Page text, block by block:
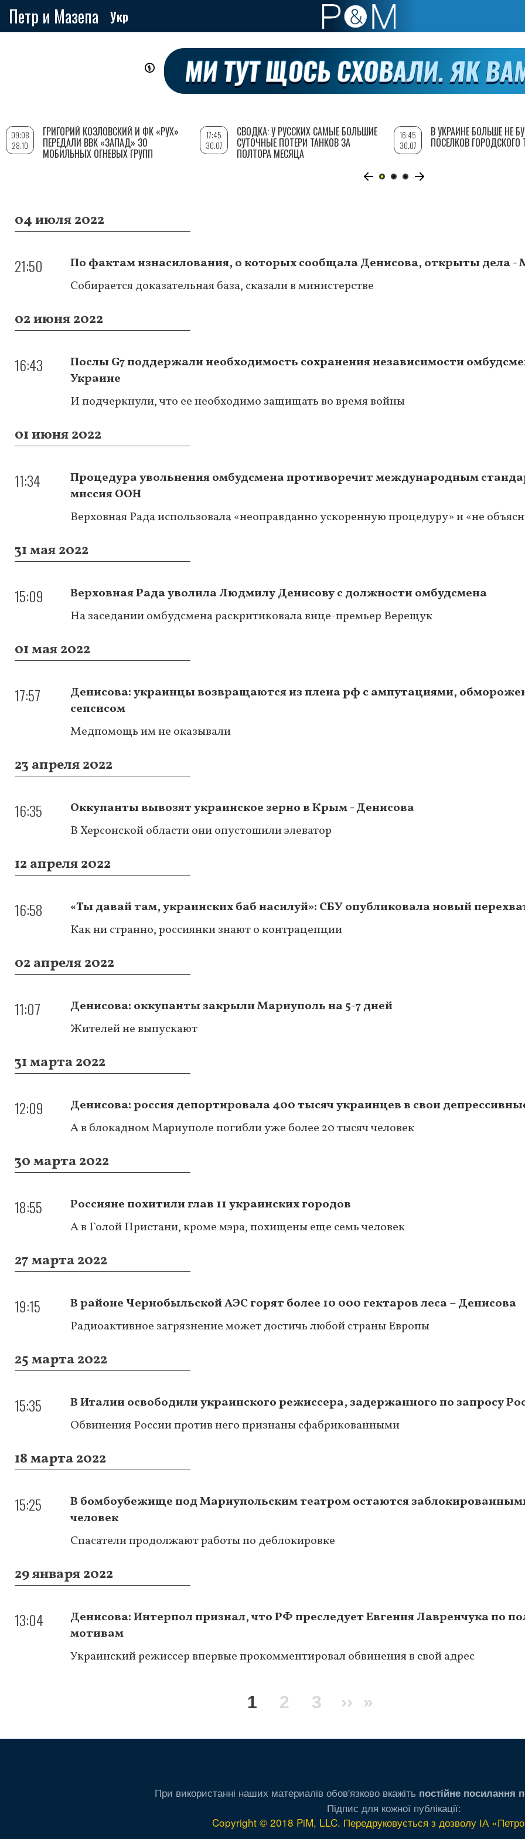
Петр и Мазепа Укр
04 июля 2022
21:50
По фактам изнасилования, о которых сообщала Денисова, открыты дела
Собирается доказательная база, сказали в министерстве
02 июня 2022
16:43
Послы G7 поддержали необходимость сохранения независимости
Украине
И подчеркнули, что ее необходимо защищать во время войны
01 июня 2022
11:34
Процедура увольнения омбудсмена противоречит международным
миссия ООН
Верховная Рада использовала «неоправданно ускоренную процедуру» и «не
31 мая 2022
15:09
Верховная Рада уволила Людмилу Денисову с должности омбудсмена
На заседании омбудсмена раскритиковала вице-премьер Верещук
01 мая 2022
17:57
Денисова: украинцы возвращаются из плена рф с ампутациями,
сепсисом
Медпомощь им не оказывали
23 апреля 2022
16:35
Оккупанты вывозят украинское зерно в Крым - Денисова
В Херсонской области они опустошили элеватор
12 апреля 2022
16:58
«Ты давай там, украинских баб насилуй»: СБУ опубликовала новый
Как ни странно, россиянки знают о контрацепции
02 апреля 2022
11:07
Денисова: оккупанты закрыли Мариуполь на 5-7 дней
Жителей не выпускают
31 марта 2022
12:09
Денисова: россия депортировала 400 тысяч украинцев в свои
А в блокадном Мариуполе погибли уже более 20 тысяч человек
30 марта 2022
18:55
Россияне похитили глав 11 украинских городов
А в Голой Пристани, кроме мэра, похищены еще семь человек
27 марта 2022
19:15
В районе Чернобыльской АЭС горят более 10 000 гектаров леса – Денисова
Радиоактивное загрязнение может достичь любой страны Европы
25 марта 2022
15:35
В Италии освободили украинского режиссера, задержанного по запросу
Обвинения России против него признаны сфабрикованными
18 марта 2022
15:25
В бомбоубежище под Мариупольским театром остаются
человек
Спасатели продолжают работы по деблокировке
29 января 2022
13:04
Денисова: Интерпол признал, что РФ преследует Евгения Лавренчука по
мотивам
Украинский режиссер впервые прокомментировал обвинения в свой адрес
Текущая
1 Page
2 Page
3
Следующая
››
Последняя
»
09:08
28.10
ГРИГОРИЙ КОЗЛОВСКИЙ И ФК «РУХ»
ПЕРЕДАЛИ ВВК «ЗАПАД» 30
МОБИЛЬНЫХ ОГНЕВЫХ ГРУПП
17:45
30.07
СВОДКА: У РУССКИХ САМЫЕ БОЛЬШИЕ
СУТОЧНЫЕ ПОТЕРИ ТАНКОВ ЗА
ПОЛТОРА МЕСЯЦА
16:45
30.07
В УКРАИНЕ БОЛЬШЕ НЕ
ПОСЕЛКОВ ГОРОДСКОГО
При використанні наших материалів обов'язково вкажіть постійне посилання
Підпис для кожної публікації:
Copyright © 2018 PiM, LLC. Передруковується з дозволу ІА